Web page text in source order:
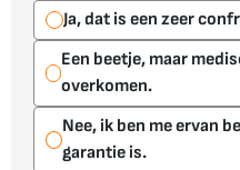
Ja, dat is een zeer
Een beetje, maar
overkomen.
Nee, ik ben me ervan
garantie is.